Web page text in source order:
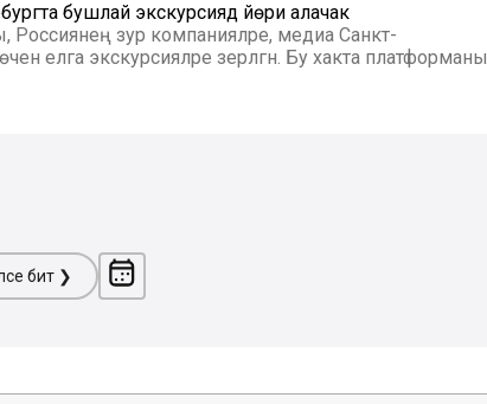
бушлай экскурсиядә йөри алачак
зур компанияләре, медиа Санкт-
елга экскурсияләре әзерләгән. Бу хакта
бит ❯